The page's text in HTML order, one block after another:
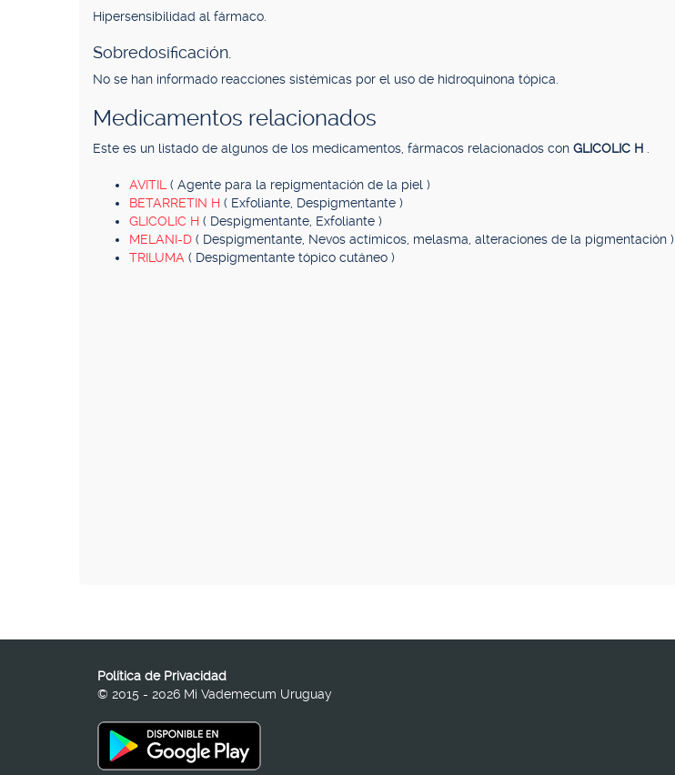
Hipersensibilidad al fármaco.
Sobredosificación.
No se han informado reacciones sistémicas por el uso de hidroquinona tópica.
Medicamentos relacionados
Este es un listado de algunos de los medicamentos, fármacos relacionados con GLICOLIC H
AVITIL ( Agente para la repigmentación de la piel )
BETARRETIN H ( Exfoliante, Despigmentante )
GLICOLIC H ( Despigmentante, Exfoliante )
MELANI-D ( Despigmentante, Nevos actímicos, melasma, alteraciones de la pigmentación )
TRILUMA ( Despigmentante tópico cutáneo )
Política de Privacidad
© 2015 - 2026 Mi Vademecum Uruguay